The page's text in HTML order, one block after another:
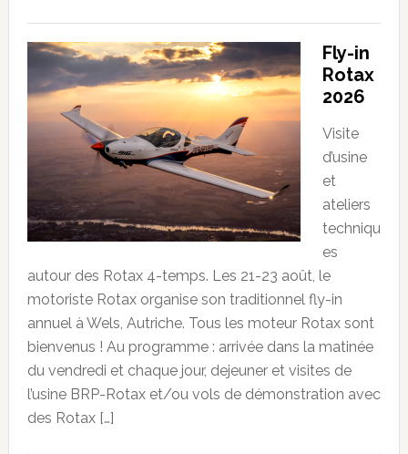
Fly-in
Rotax
2026
Visite
d’usine
et
ateliers
techniqu
es
autour des Rotax 4-temps. Les 21-23 août, le
motoriste Rotax organise son traditionnel fly-in
annuel à Wels, Autriche. Tous les moteur Rotax sont
bienvenus ! Au programme : arrivée dans la matinée
du vendredi et chaque jour, dejeuner et visites de
l’usine BRP-Rotax et/ou vols de démonstration avec
des Rotax […]